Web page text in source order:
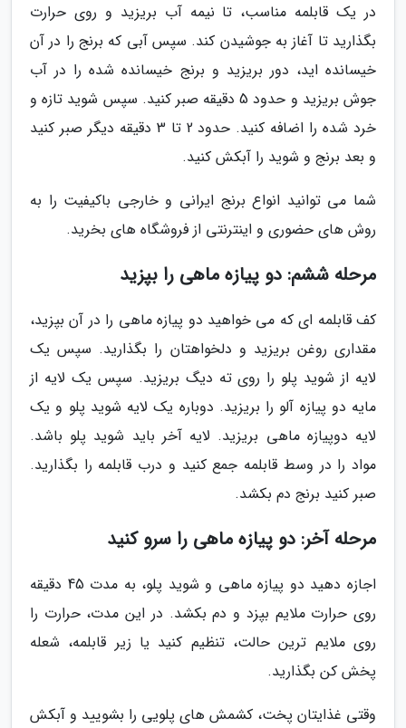
در یک قابلمه مناسب، تا نیمه آب بریزید و روی حرارت
بگذارید تا آغاز به جوشیدن کند. سپس آبی که برنج را در آن
خیسانده اید، دور بریزید و برنج خیسانده شده را در آب
جوش بریزید و حدود 5 دقیقه صبر کنید. سپس شوید تازه و
خرد شده را اضافه کنید. حدود 2 تا 3 دقیقه دیگر صبر کنید
و بعد برنج و شوید را آبکش کنید.
شما می توانید انواع برنج ایرانی و خارجی باکیفیت را به
روش های حضوری و اینترنتی از فروشگاه های بخرید.
مرحله ششم: دو پیازه ماهی را بپزید
کف قابلمه ای که می خواهید دو پیازه ماهی را در آن بپزید،
مقداری روغن بریزید و دلخواهتان را بگذارید. سپس یک
لایه از شوید پلو را روی ته دیگ بریزید. سپس یک لایه از
مایه دو پیازه آلو را بریزید. دوباره یک لایه شوید پلو و یک
لایه دوپیازه ماهی بریزید. لایه آخر باید شوید پلو باشد.
مواد را در وسط قابلمه جمع کنید و درب قابلمه را بگذارید.
صبر کنید برنج دم بکشد.
مرحله آخر: دو پیازه ماهی را سرو کنید
اجازه دهید دو پیازه ماهی و شوید پلو، به مدت 45 دقیقه
روی حرارت ملایم بپزد و دم بکشد. در این مدت، حرارت را
روی ملایم ترین حالت، تنظیم کنید یا زیر قابلمه، شعله
پخش کن بگذارید.
وقتی غذایتان پخت، کشمش های پلویی را بشویید و آبکش